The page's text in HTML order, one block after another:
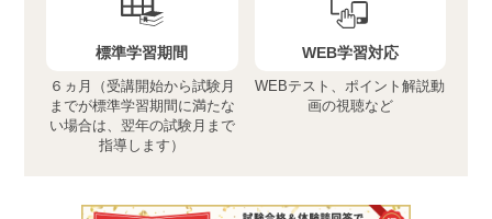
標準学習期間
６ヵ月（受講開始から試験月
までが標準学習期間に満たな
い場合は、翌年の試験月まで
指導します）
WEB学習対応
WEBテスト、ポイント解説動
画の視聴など